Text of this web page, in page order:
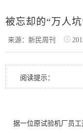
被忘却的“万人坑
来源：新民周刊
阅读提示：
据一位原试验机厂员工